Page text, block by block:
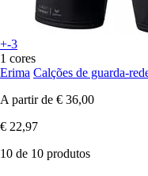
+-3
1 cores
Erima Calções de guarda-
A partir de € 36,00
€ 22,97
10 de 10 produtos